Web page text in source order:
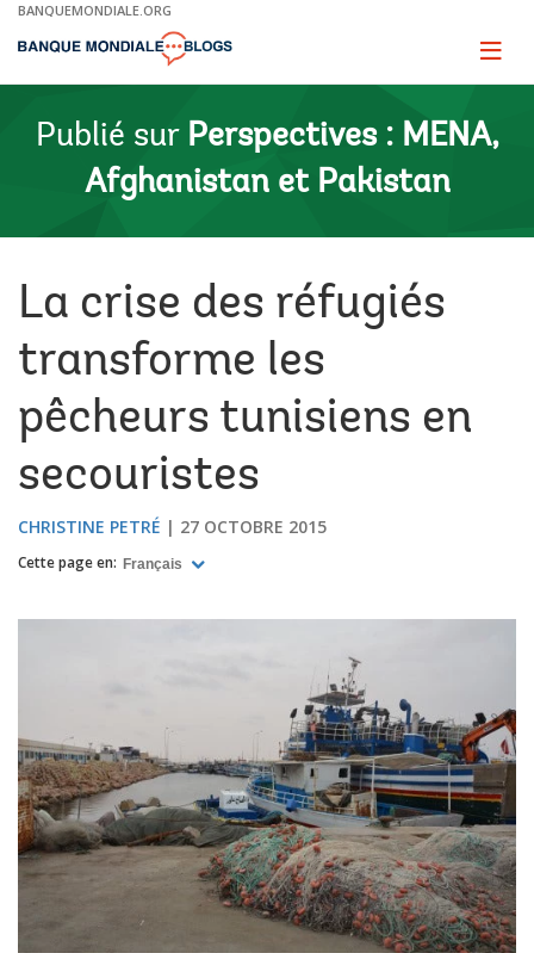
Skip
Main
BANQUEMONDIALE.ORG
Page
Publié sur Perspectives : MENA,
Afghanistan et Pakistan
La crise des réfugiés
transforme les
pêcheurs tunisiens en
secouristes
CHRISTINE PETRÉ 27 OCTOBRE 2015
Cette page en: Français